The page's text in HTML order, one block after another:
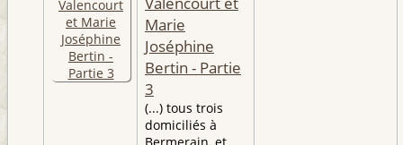
Marie
Joséphine
Bertin - Partie
3
(...) tous trois
domiciliés à